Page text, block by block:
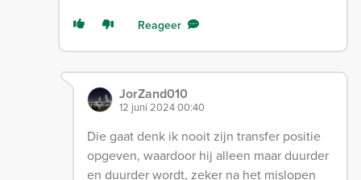
Reageer
JorZand010
12 juni 2024 00:40
Die gaat denk ik nooit zijn transfer positie
opgeven, waardoor hij alleen maar duurder
en duurder wordt, zeker na het mislopen